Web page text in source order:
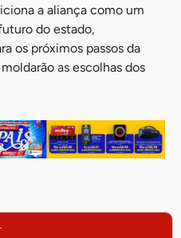
a aliança como um
do estado,
os próximos passos da
as escolhas dos